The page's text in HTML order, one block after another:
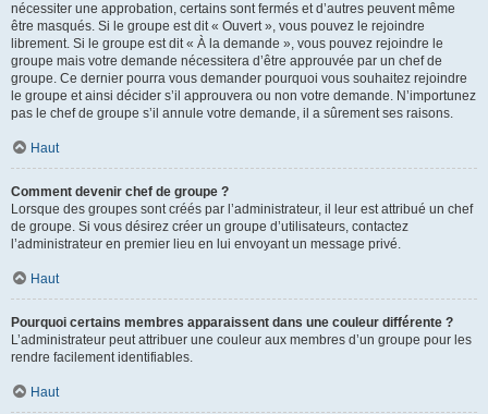
nécessiter une approbation, certains sont fermés et d’autres peuvent même
être masqués. Si le groupe est dit « Ouvert », vous pouvez le rejoindre
librement. Si le groupe est dit « À la demande », vous pouvez rejoindre le
groupe mais votre demande nécessitera d’être approuvée par un chef de
groupe. Ce dernier pourra vous demander pourquoi vous souhaitez rejoindre
le groupe et ainsi décider s’il approuvera ou non votre demande. N’importunez
pas le chef de groupe s’il annule votre demande, il a sûrement ses raisons.
Haut
Comment devenir chef de groupe ?
Lorsque des groupes sont créés par l’administrateur, il leur est attribué un chef
de groupe. Si vous désirez créer un groupe d’utilisateurs, contactez
l’administrateur en premier lieu en lui envoyant un message privé.
Haut
Pourquoi certains membres apparaissent dans une couleur différente ?
L’administrateur peut attribuer une couleur aux membres d’un groupe pour les
rendre facilement identifiables.
Haut